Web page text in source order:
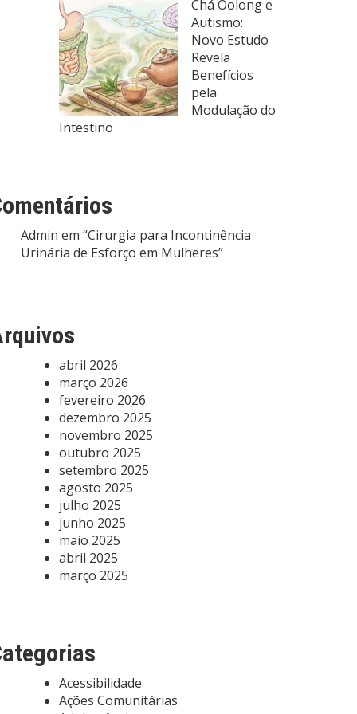
Chá Oolong e
Autismo:
Novo Estudo
Revela
Benefícios
pela
Modulação do
Intestino
Admin em “Cirurgia para Incontinência
Urinária de Esforço em Mulheres”
abril 2026
março 2026
fevereiro 2026
dezembro 2025
novembro 2025
outubro 2025
setembro 2025
agosto 2025
julho 2025
junho 2025
maio 2025
abril 2025
março 2025
Acessibilidade
Ações Comunitárias